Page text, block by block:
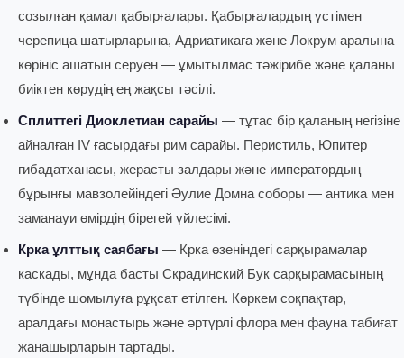
созылған қамал қабырғалары. Қабырғалардың үстімен
черепица шатырларына, Адриатикаға және Локрум аралына
көрініс ашатын серуен — ұмытылмас тәжірибе және қаланы
биіктен көрудің ең жақсы тәсілі.
Сплиттегі Диоклетиан сарайы — тұтас бір қаланың негізіне
айналған IV ғасырдағы рим сарайы. Перистиль, Юпитер
ғибадатханасы, жерасты залдары және императордың
бұрынғы мавзолейіндегі Әулие Домна соборы — антика мен
заманауи өмірдің бірегей үйлесімі.
Крка ұлттық саябағы — Крка өзеніндегі сарқырамалар
каскады, мұнда басты Скрадинский Бук сарқырамасының
түбінде шомылуға рұқсат етілген. Көркем соқпақтар,
аралдағы монастырь және әртүрлі флора мен фауна табиғат
жанашырларын тартады.